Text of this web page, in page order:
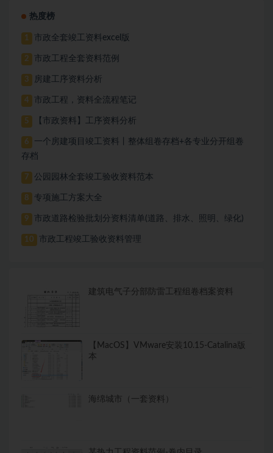
热度榜
1 市政全套竣工资料excel版
2 市政工程全套资料范例
3 房建工序资料分析
4 市政工程，资料全流程笔记
5 【市政资料】工序资料分析
6
一个房建项目竣工资料丨整体组卷存档+各专业分开组卷
存档
7 公园园林全套竣工验收资料范本
8 专项施工方案大全
9 市政道路检验批划分资料清单(道路、排水、照明、绿化)
10 市政工程竣工验收资料管理
建筑电气子分部防雷工程组卷档案资料
【MacOS】VMware安装10.15-Catalina版
本
海绵城市（一套资料）